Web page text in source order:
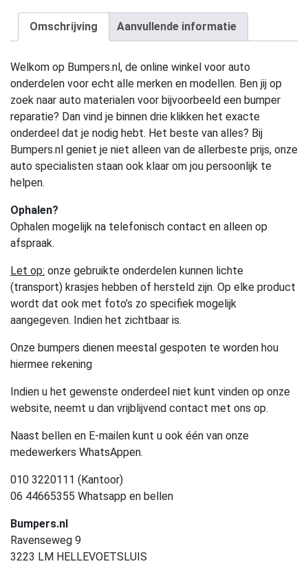
Omschrijving Aanvullende informatie
Welkom op Bumpers.nl, de online winkel voor auto
onderdelen voor echt alle merken en modellen. Ben jij op
zoek naar auto materialen voor bijvoorbeeld een bumper
reparatie? Dan vind je binnen drie klikken het exacte
onderdeel dat je nodig hebt. Het beste van alles? Bij
Bumpers.nl geniet je niet alleen van de allerbeste prijs, onze
auto specialisten staan ook klaar om jou persoonlijk te
helpen.
Ophalen?
Ophalen mogelijk na telefonisch contact en alleen op
afspraak.
Let op: onze gebruikte onderdelen kunnen lichte
(transport) krasjes hebben of hersteld zijn. Op elke product
wordt dat ook met foto’s zo specifiek mogelijk
aangegeven. Indien het zichtbaar is.
Onze bumpers dienen meestal gespoten te worden hou
hiermee rekening
Indien u het gewenste onderdeel niet kunt vinden op onze
website, neemt u dan vrijblijvend contact met ons op.
Naast bellen en E-mailen kunt u ook één van onze
medewerkers WhatsAppen.
010 3220111 (Kantoor)
06 44665355 Whatsapp en bellen
Bumpers.nl
Ravenseweg 9
3223 LM HELLEVOETSLUIS